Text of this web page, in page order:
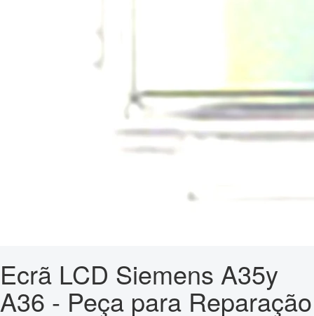
Ecrã LCD Siemens A35y
A36 - Peça para Reparação